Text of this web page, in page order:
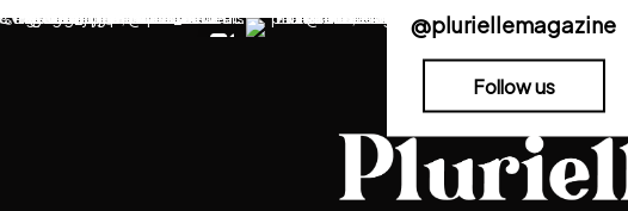
@pluriellemagazine
Follow us